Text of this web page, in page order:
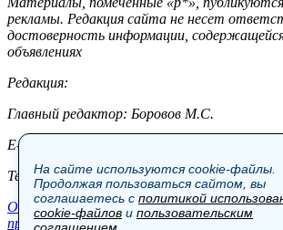
рекламы. Редакция сайта не несет
достоверность информации,
объявлениях
Редакция:
Главный редактор: Боровов М.С.
E-mail: site@vestnik.net, reb.msk@yandex.ru
Тел.: +7 (921) 720-00-97
Общество Экономика Контакты В мире
проекте Шоу-бизнес Политика Пресс-
На сайте используются cookie-файлы.
Продолжая пользоваться сайтом, вы
соглашаетесь с политикой
cookie-файлов и пользовательским